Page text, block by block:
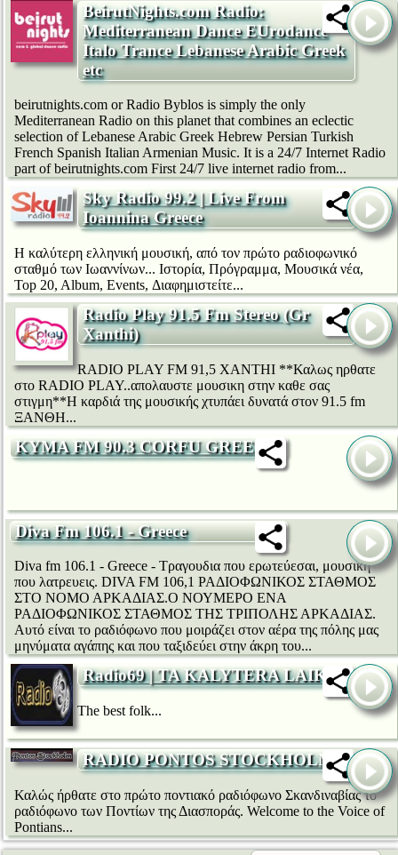
BeirutNights.com Radio:
Mediterranean Dance EUrodance
Italo Trance Lebanese Arabic Greek
etc
beirutnights.com or Radio Byblos is simply the only
Mediterranean Radio on this planet that combines an eclectic
selection of Lebanese Arabic Greek Hebrew Persian Turkish
French Spanish Italian Armenian Music. It is a 24/7 Internet Radio
part of beirutnights.com First 24/7 live internet radio from...
Sky Radio 99.2 | Live From
Ioannina Greece
Η καλύτερη ελληνική μουσική, από τον πρώτο ραδιοφωνικό
σταθμό των Ιωαννίνων... Ιστορία, Πρόγραμμα, Μουσικά νέα,
Top 20, Album, Events, Διαφημιστείτε...
Radio Play 91.5 Fm Stereo (Gr
Xanthi)
RADIO PLAY FM 91,5 XANTHI **Καλως ηρθατε
στο RADIO PLAY..απολαυστε μουσικη στην καθε σας
στιγμη**Η καρδιά της μουσικής χτυπάει δυνατά στον 91.5 fm
ΞΑΝΘΗ...
KYMA FM 90.3 CORFU GREECE
Diva Fm 106.1 - Greece
Diva fm 106.1 - Greece - Τραγουδια που ερωτεύεσαι, μουσική
που λατρευεις. DIVA FM 106,1 ΡΑΔΙΟΦΩΝΙΚΟΣ ΣΤΑΘΜΟΣ
ΣΤΟ ΝΟΜΟ ΑΡΚΑΔΙΑΣ.Ο ΝΟΥΜΕΡΟ ΕΝΑ
ΡΑΔΙΟΦΩΝΙΚΟΣ ΣΤΑΘΜΟΣ ΤΗΣ ΤΡΙΠΟΛΗΣ ΑΡΚΑΔΙΑΣ.
Αυτό είναι το ραδιόφωνο που μοιράζει στον αέρα της πόλης μας
μηνύματα αγάπης και που ταξιδεύει στην άκρη του...
Radio69 | TA KALYTERA LAIKA
The best folk...
RADIO PONTOS STOCKHOLM
Καλώς ήρθατε στο πρώτο ποντιακό ραδιόφωνο Σκανδιναβίας το
ραδιόφωνο των Ποντίων της Διασποράς. Welcome to the Voice of
Pontians...